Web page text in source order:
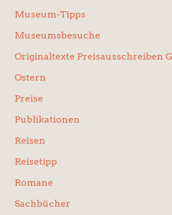
Museum-Tipps
Museumsbesuche
Originaltexte Preisausschreiben
Ostern
Preise
Publikationen
Reisen
Reisetipp
Romane
Sachbücher